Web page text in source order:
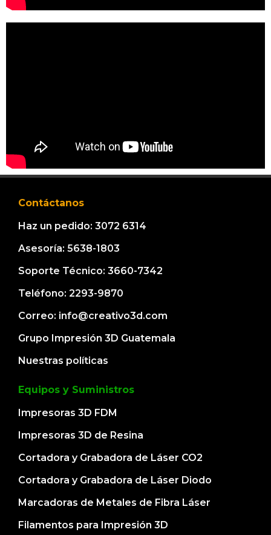
Contáctanos
Haz un pedido: 3072 6314
Asesoría: 5638-1803
Soporte Técnico: 3660-7342
Teléfono: 2293-9870
Correo: info@creativo3d.com
Grupo Impresión 3D Guatemala
Nuestras políticas
Equipos y Suministros
Impresoras 3D FDM
Impresoras 3D de Resina
Cortadora y Grabadora de Láser CO2
Cortadora y Grabadora de Láser Diodo
Marcadoras de Metales de Fibra Láser
Filamentos para Impresión 3D